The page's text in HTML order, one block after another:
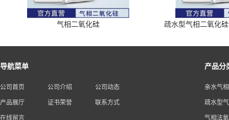
气相二氧化硅 疏水型气相二氧化
导航菜单
公司首页 公司介绍 公司动态
产品展厅 证书荣誉 联系方式
在线留言
产品分
亲水气
疏水型
气相法